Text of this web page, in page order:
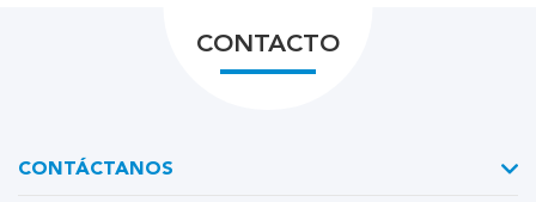
CONTACTO
CONTÁCTANOS